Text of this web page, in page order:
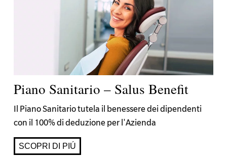
Piano Sanitario – Salus Benefit
Il Piano Sanitario tutela il benessere dei dipendenti
con il 100% di deduzione per l'Azienda
SCOPRI DI PIÚ